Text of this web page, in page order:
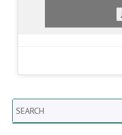
Search